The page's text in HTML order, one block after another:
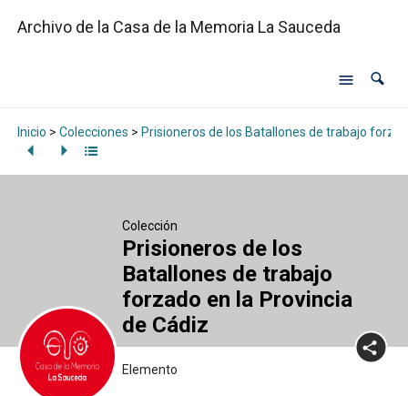
Archivo de la Casa de la Memoria La Sauceda
Inicio > Colecciones > Prisioneros de los Batallones de trabajo
Colección
Prisioneros de los
Batallones de trabajo
forzado en la Provincia
de Cádiz
Elemento